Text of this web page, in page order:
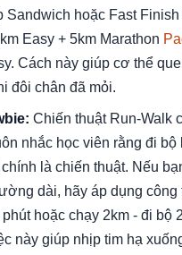
Sandwich hoặc Fast
Easy + 5km Marathon
Cách này giúp cơ thể
đôi chân đã mỏi.
Chiến thuật Run-Walk
nhắc học viên rằng đi bộ
chính là chiến thuật. Nếu
dài, hãy áp dụng công
hoặc chạy 2km - đi bộ
này giúp nhịp tim hạ